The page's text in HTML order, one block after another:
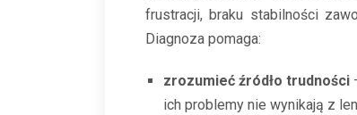
frustracji, braku stabilności
Diagnoza pomaga:
zrozumieć źródło trudności
ich problemy nie wynikają z